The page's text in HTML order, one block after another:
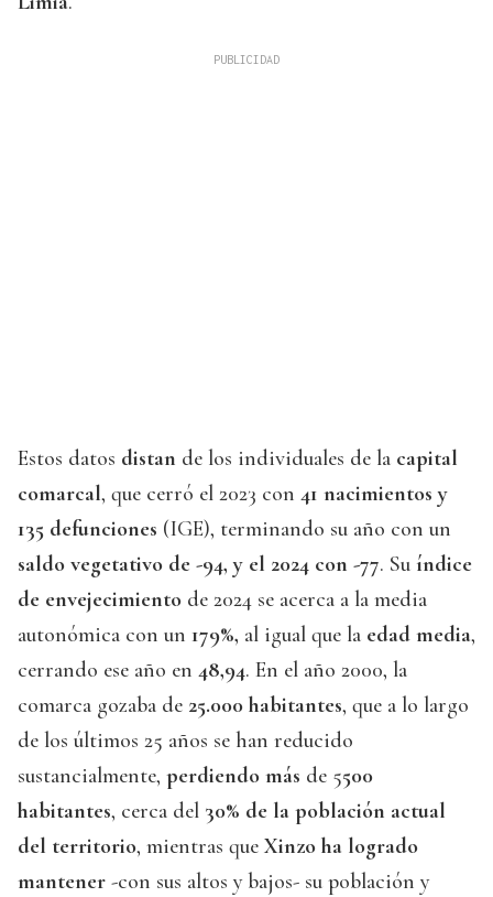
Estos datos distan de los individuales de la capital
comarcal, que cerró el 2023 con 41 nacimientos y
135 defunciones (IGE), terminando su año con un
saldo vegetativo de -94, y el 2024 con -77. Su índice
de envejecimiento de 2024 se acerca a la media
autonómica con un 179%, al igual que la edad media,
cerrando ese año en 48,94. En el año 2000, la
comarca gozaba de 25.000 habitantes, que a lo largo
de los últimos 25 años se han reducido
sustancialmente, perdiendo más de 5500
habitantes, cerca del 30% de la población actual
del territorio, mientras que Xinzo ha logrado
mantener -con sus altos y bajos- su población y